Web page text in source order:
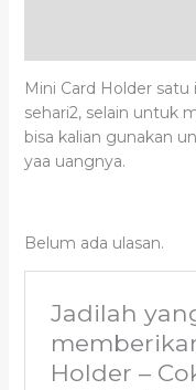
Mini Card Holder
sehari2, selain untuk
bisa kalian gunakan
yaa uangnya.
Belum ada ulasan.
Jadilah
Holder –